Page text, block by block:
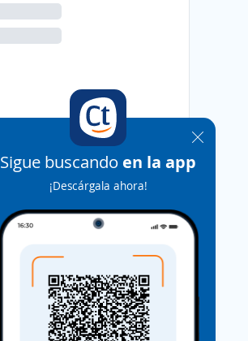
Sigue buscando en la app
¡Descárgala ahora!